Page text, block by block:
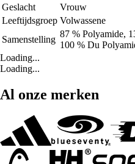
Geslacht
Vrouw
Leeftijdsgroep Volwassene
Samenstelling
87 % Polyamide,
100 % Du
Loading...
Loading...
Al onze merken